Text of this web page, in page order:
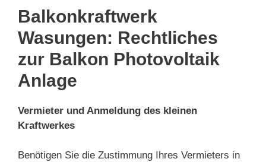
Balkonkraftwerk
Wasungen: Rechtliches
zur Balkon Photovoltaik
Anlage
Vermieter und Anmeldung des kleinen
Kraftwerkes
Benötigen Sie die Zustimmung Ihres Vermieters in